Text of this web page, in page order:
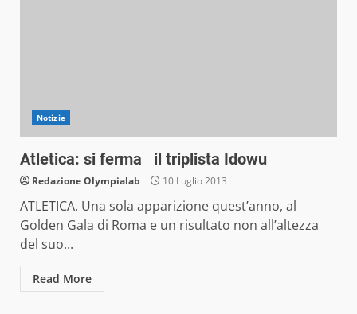
Notizie
Atletica: si ferma il triplista Idowu
Redazione Olympialab 10 Luglio 2013
ATLETICA. Una sola apparizione quest’anno, al
Golden Gala di Roma e un risultato non all’altezza
del suo...
Read More